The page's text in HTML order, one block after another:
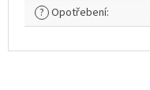
? Opotřebení: